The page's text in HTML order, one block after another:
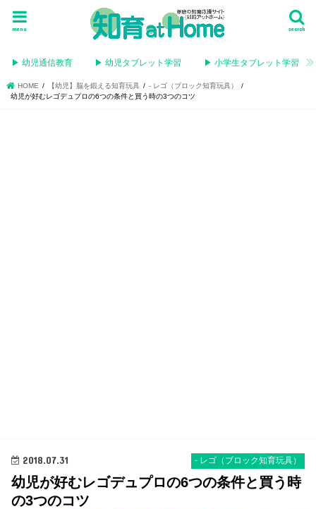
search
menu
▶︎ 幼児通信教育 ▶︎ 幼児タブレット学習 ▶︎ 小学生タブレット学習
HOME 【幼児】脳を鍛える知育玩具
- レゴ（ブロック知育玩具）
幼児が好むレゴデュプロの6つの条件と買う時の3つのコツ
- レゴ（ブロック知育玩具）
2018.07.31
幼児が好むレゴデュプロの6つの条件と買う時
の3つのコツ